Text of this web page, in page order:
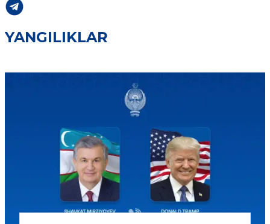
YANGILIKLAR